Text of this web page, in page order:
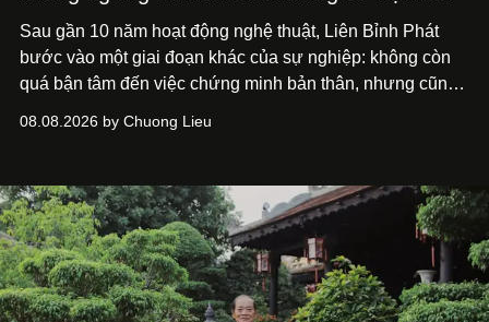
Sau gần 10 năm hoạt động nghệ thuật, Liên Bỉnh Phát
bước vào một giai đoạn khác của sự nghiệp: không còn
quá bận tâm đến việc chứng minh bản thân, nhưng cũng
phim điện ảnh trong nửa đầu 2026 đến hành trình trở lại
bằng một tâm thế điềm tĩnh hơn. Anh tiếp tục học hỏi, trau
dồi và chờ đợi những vai diễn đủ sức đưa mình đến
những vùng đất mới. Ở tuổi ngoài 30, điều anh theo đuổi
không phải những đích đến quá lớn, mà là khả năng luôn
tiến về phía trước.
08.08.2026 by Chuong Lieu